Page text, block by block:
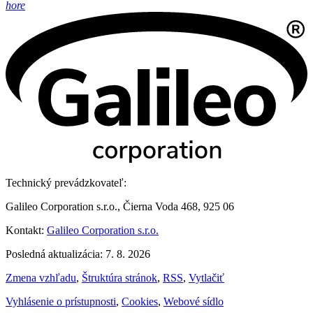
hore
Technický prevádzkovateľ:
Galileo Corporation s.r.o., Čierna Voda 468, 925 06
Kontakt: Galileo Corporation s.r.o.
Posledná aktualizácia: 7. 8. 2026
Zmena vzhľadu, Štruktúra stránok, RSS, Vytlačiť
Vyhlásenie o prístupnosti, Cookies, Webové sídlo